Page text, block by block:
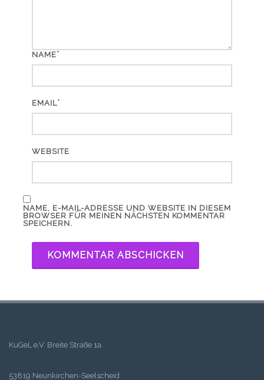
NAME*
EMAIL*
WEBSITE
NAME, E-MAIL-ADRESSE UND WEBSITE IN DIESEM
BROWSER FÜR MEINEN NÄCHSTEN KOMMENTAR
SPEICHERN.
KuGeL e.V. Breite Straße 1a
53819 Neunkirchen-Seelscheid